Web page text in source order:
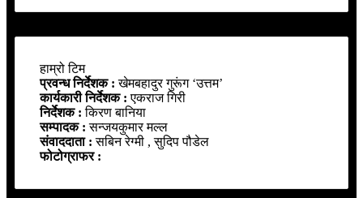
हाम्रो टिम
प्रवन्ध निर्देशक :खेमबहादुर गुरूंग ‘उत्तम’
कार्यकारी निर्देशक :एकराज गिरी
निर्देशक :किरण बानिया
सम्पादक :सन्जयकुमार मल्ल
संवाददाता :सबिन रेग्मी , सुदिप पौडेल
फोटोग्राफर :